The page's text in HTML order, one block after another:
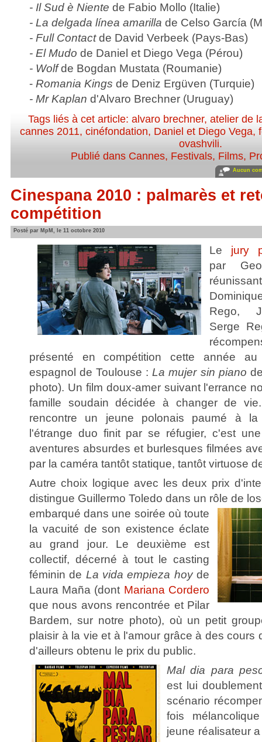
- Il Sud è Niente de Fabio Mollo (Italie)
- La delgada línea amarilla de Celso García
- Full Contactde David Verbeek (Pays-Bas)
- El Mudo de Daniel et Diego Vega (Pérou)
- Wolfde Bogdan Mustata (Roumanie)
- Romania Kings de Deniz Ergüven (Turquie)
- Mr Kaplan d'Alvaro Brechner (Uruguay)
Tags liés à cet article:alvaro brechner,atelier de
cannes 2011, cinéfondation, Daniel et Diego Vega,
ovashvili.
Publié dans Cannes, Festivals, Films,
Aucun
Cinespana 2010 : palmarès et
compétition
Posté par MpM, le 11 octobre 2010
Le jury
par
Rego,
Serge
présenté en compétition cette année
espagnol de Toulouse :La mujer sin piano
photo). Un film doux-amer suivant l'errance
famille soudain décidée à changer de
rencontre un jeune polonais paumé à
l'étrange duo finit par se réfugier, c'est
aventures absurdes et burlesques filmées
par la caméra tantôt statique, tantôt virtuose
Autre choix logique avec les deux prix
distingue Guillermo Toledo dans un rôle de
embarqué dans une soirée où toute
la vacuité de son existence éclate
au grand jour. Le deuxième est
collectif, décerné à tout le casting
féminin de La vida empieza hoyde
Laura Maña (dont Mariana Cordero
que nous avons rencontrée et Pilar
Bardem, sur notre photo), où un petit
plaisir à la vie et à l'amour grâce à des cours
d'ailleurs obtenu le prix du public.
Mal dia para
est lui
scénario
fois
jeune réalisateur